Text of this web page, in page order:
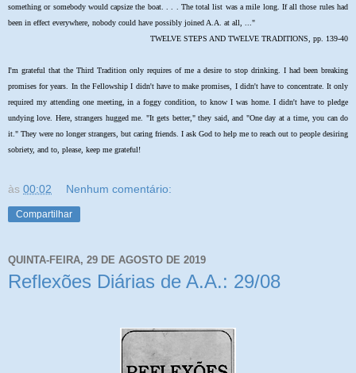
something or somebody would capsize the boat. . . . The total list was a mile long. If all those rules had
been in effect everywhere, nobody could have possibly joined A.A. at all, ..."
TWELVE STEPS AND TWELVE TRADITIONS, pp. 139-40
I'm grateful that the Third Tradition only requires of me a desire to stop drinking. I had been breaking
promises for years. In the Fellowship I didn't have to make promises, I didn't have to concentrate. It only
required my attending one meeting, in a foggy condition, to know I was home. I didn't have to pledge
undying love. Here, strangers hugged me. "It gets better," they said, and "One day at a time, you can do
it." They were no longer strangers, but caring friends. I ask God to help me to reach out to people desiring
sobriety, and to, please, keep me grateful!
às 00:02 Nenhum comentário:
Compartilhar
QUINTA-FEIRA, 29 DE AGOSTO DE 2019
Reflexões Diárias de A.A.: 29/08